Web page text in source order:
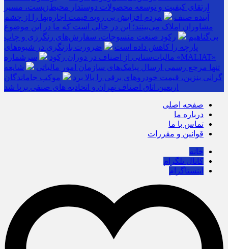
ارتقای کیفیت و توسعه محصولات دوستدار محیط‌زیست، مسیر
آینده صنف
مردم افزایش بی رویه قیمت اجاره‌بها را از چشم
مشاوران املاک می‌بینند؛ این در حالی است که ما در این موضوع
بی‌گناهیم
رکود صنعت منسوجات، سفارش‌های رنگرزی و چاپ
پارچه را کاهش داده است
ضرورت بازنگری در شیوه‌های
مالیات‌ستانی از اصناف در دوران رکود
سرشماره «MALIAT»
تنها مرجع رسمی ارسال پیامک‌های سازمان امور مالیاتی
شایعه
گرانی بنزین، قیمت خودروهای برقی را بالا برد
موکب جاماندگان
اربعین اتاق اصناف تهران و اتحادیه های صنفی برپا شد
صفحه اصلی
درباره ما
تماس با ما
قوانین و مقررات
خانه
کانال تلگرام
اینستاگرام